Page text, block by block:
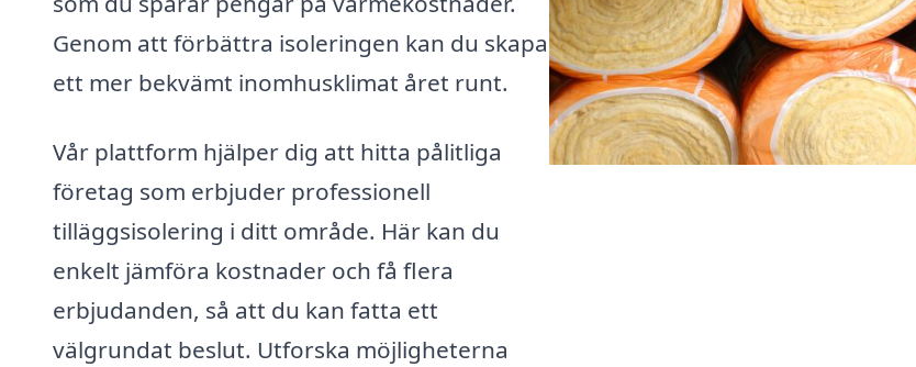
Genom att förbättra isoleringen kan du skapa
ett mer bekvämt inomhusklimat året runt.
Vår plattform hjälper dig att hitta pålitliga
företag som erbjuder professionell
tilläggsisolering i ditt område. Här kan du
enkelt jämföra kostnader och få flera
erbjudanden, så att du kan fatta ett
välgrundat beslut. Utforska möjligheterna